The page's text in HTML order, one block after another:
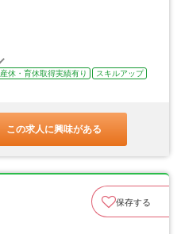
産休・育休取得実績有り
スキルアップ
この求人に興味がある
保存する